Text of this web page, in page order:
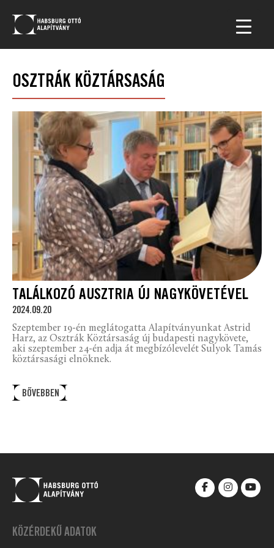
OSZTRÁK KÖZTÁRSASÁG
TALÁLKOZÓ AUSZTRIA ÚJ NAGYKÖVETÉVEL
2024.09.20
Szeptember 19-én meglátogatta Alapítványunkat Astrid
Harz, az Osztrák Köztársaság új budapesti nagykövete,
aki szeptember 24-én adja át megbízólevelét Sulyok Tamás
köztársasági elnöknek.
BŐVEBBEN
KÖZÉRDEKŰ ADATOK